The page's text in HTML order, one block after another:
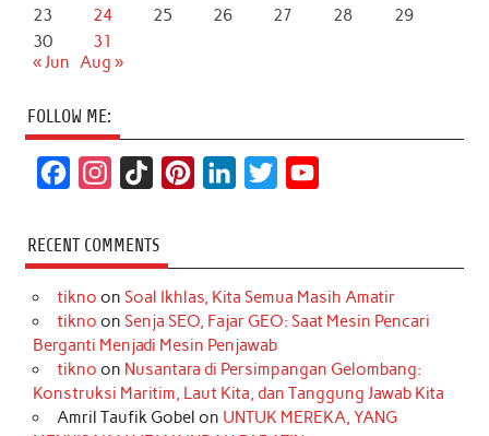
23
24 25 26 27 28
29
30
31
« Jun Aug »
FOLLOW ME:
c
e
b
o
k
s
t
a
r
a
k
T
o
k
t
e
r
e
s
k
e
d
I
n
t
t
r
T
u
e
RECENT COMMENTS
tikno on Soal Ikhlas, Kita Semua Masih Amatir
tikno on Senja SEO, Fajar GEO: Saat Mesin Pencari
Berganti Menjadi Mesin Penjawab
tikno on Nusantara di Persimpangan Gelombang:
Konstruksi Maritim, Laut Kita, dan Tanggung Jawab Kita
Amril Taufik Gobel on UNTUK MEREKA, YANG